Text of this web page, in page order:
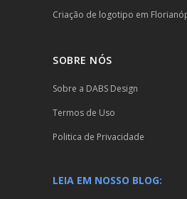
Criação de logotipo em
SOBRE NÓS
Sobre a DABS Design
Termos de Uso
Politica de Privacidade
LEIA EM NOSSO BLOG: